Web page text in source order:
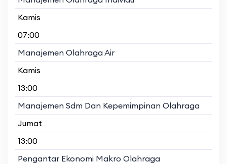
Kamis
07:00
Manajemen Olahraga Air
Kamis
13:00
Manajemen Sdm Dan Kepemimpinan Olahraga
Jumat
13:00
Pengantar Ekonomi Makro Olahraga